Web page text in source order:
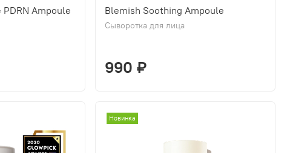
Ampoule Blemish Soothing Ampoule
Сыворотка для лица
990 ₽
Новинка